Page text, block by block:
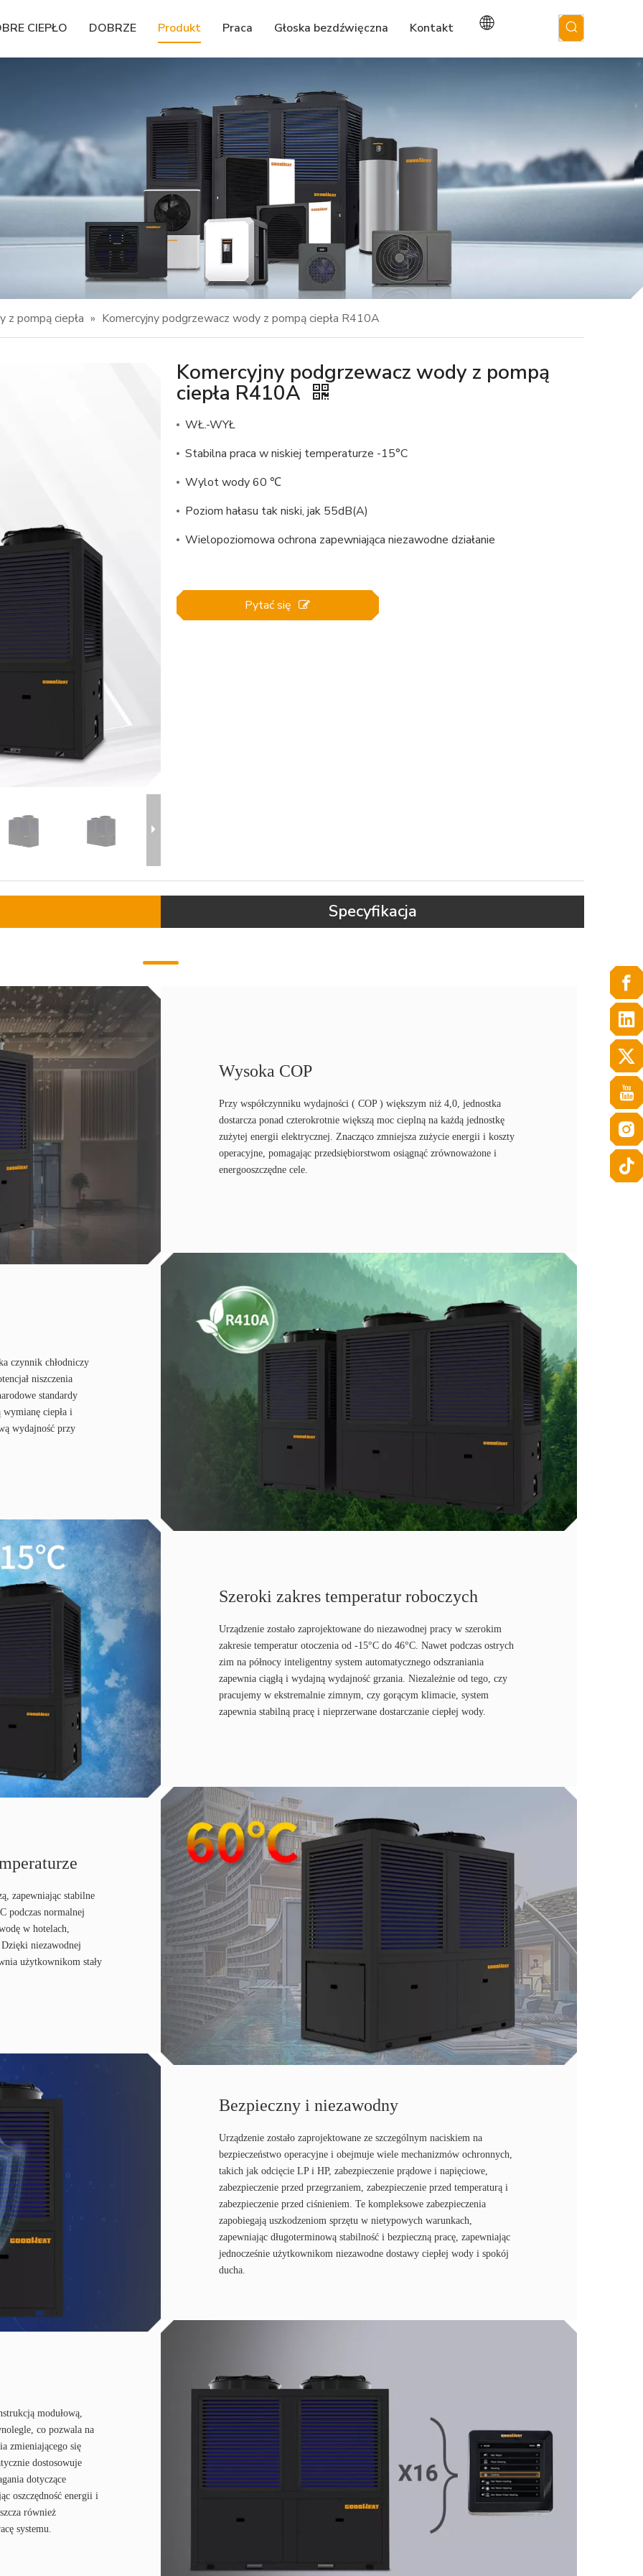
CIEPŁO DOBRZE Produkt Praca Głoska bezdźwięczna Kontakt
z pompą ciepła » Komercyjny podgrzewacz wody z pompą ciepła R410A
Komercyjny podgrzewacz wody z pompą
ciepła R410A
WŁ.-WYŁ
Stabilna praca w niskiej temperaturze -15°C
Wylot wody 60 ℃
Poziom hałasu tak niski, jak 55dB(A)
Wielopoziomowa ochrona zapewniająca niezawodne działanie
Pytać się
Specyfikacja
Wysoka COP
Przy współczynniku wydajności ( COP ) większym niż 4,0, jednostka
dostarcza ponad czterokrotnie większą moc cieplną na każdą jednostkę
zużytej energii elektrycznej. Znacząco zmniejsza zużycie energii i koszty
operacyjne, pomagając przedsiębiorstwom osiągnąć zrównoważone i
energooszczędne cele.
czynnik chłodniczy
niszczenia
standardy
wymianę ciepła i
wydajność przy
Szeroki zakres temperatur roboczych
Urządzenie zostało zaprojektowane do niezawodnej pracy w szerokim
zakresie temperatur otoczenia od -15°C do 46°C. Nawet podczas ostrych
zim na północy inteligentny system automatycznego odszraniania
zapewnia ciągłą i wydajną wydajność grzania. Niezależnie od tego, czy
pracujemy w ekstremalnie zimnym, czy gorącym klimacie, system
zapewnia stabilną pracę i nieprzerwane dostarczanie ciepłej wody.
zapewniając stabilne
podczas normalnej
w hotelach,
niezawodnej
użytkownikom stały
Bezpieczny i niezawodny
Urządzenie zostało zaprojektowane ze szczególnym naciskiem na
bezpieczeństwo operacyjne i obejmuje wiele mechanizmów ochronnych,
takich jak odcięcie LP i HP, zabezpieczenie prądowe i napięciowe,
zabezpieczenie przed przegrzaniem, zabezpieczenie przed temperaturą i
zabezpieczenie przed ciśnieniem. Te kompleksowe zabezpieczenia
zapobiegają uszkodzeniom sprzętu w nietypowych warunkach,
zapewniając długoterminową stabilność i bezpieczną pracę, zapewniając
jednocześnie użytkownikom niezawodne dostawy ciepłej wody i spokój
ducha.
modułową,
co pozwala na
zmieniającego się
dostosowuje
dotyczące
oszczędność energii i
również
systemu.